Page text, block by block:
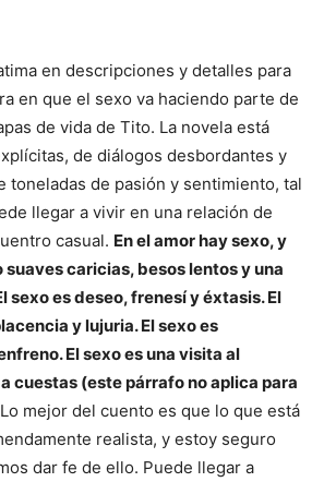
en descripciones y detalles para
en que el sexo va haciendo parte de
de vida de Tito. La novela está
de diálogos desbordantes y
toneladas de pasión y sentimiento, tal
llegar a vivir en una relación de
casual. En el amor hay sexo, y
suaves caricias, besos lentos y una
sexo es deseo, frenesí y éxtasis. El
y lujuria. El sexo es
El sexo es una visita al
cuestas (este párrafo no aplica para
mejor del cuento es que lo que está
realista, y estoy seguro
dar fe de ello. Puede llegar a